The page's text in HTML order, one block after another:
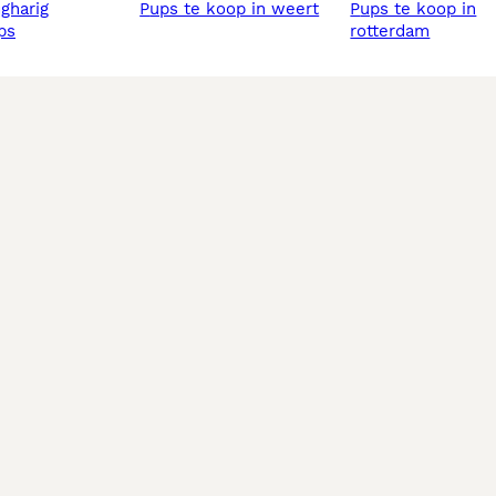
pups te koop in weert
pups te koop in
rotterdam